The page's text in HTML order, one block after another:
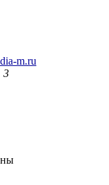
m.ru
3